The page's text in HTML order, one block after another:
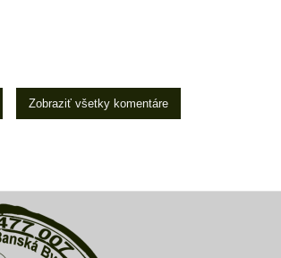
Zobraziť všetky komentáre